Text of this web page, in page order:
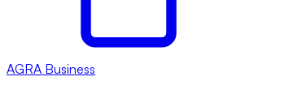
AGRA Business